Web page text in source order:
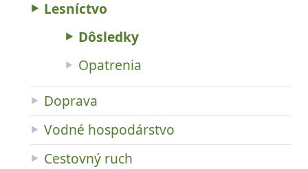
Lesníctvo
Dôsledky
Opatrenia
Doprava
Vodné hospodárstvo
Cestovný ruch